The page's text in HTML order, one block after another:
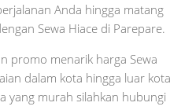
Anda hingga matang
Sewa Hiace di Parepare.
promo menarik harga Sewa
dalam kota hingga luar kota
yang murah silahkan hubungi